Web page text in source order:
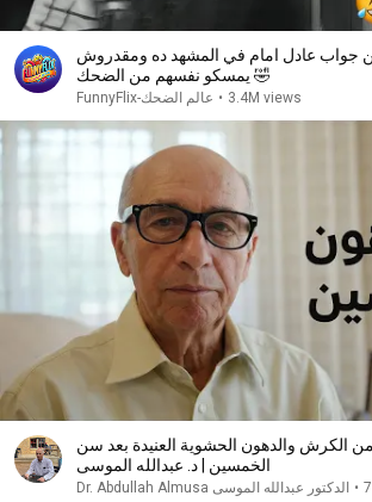
جواب عادل امام في المشهد ده ومقدروش
يمسكو نفسهم من الضحك 🤣
FunnyFlix-عالم الضحك • 3.4M views
الكرش والدهون الحشوية العنيدة بعد سن
الخمسين | د. عبدالله الموسى
Dr. Abdullah Almusa الدكتور عبدالله الموسى •